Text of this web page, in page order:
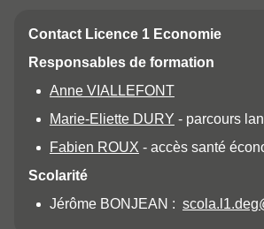
Contact Licence 1 Economie
Responsables de formation
Anne VIALLEFONT
Marie-Eliette DURY - parcours
Fabien ROUX - accès santé
Scolarité
Jérôme BONJEAN :